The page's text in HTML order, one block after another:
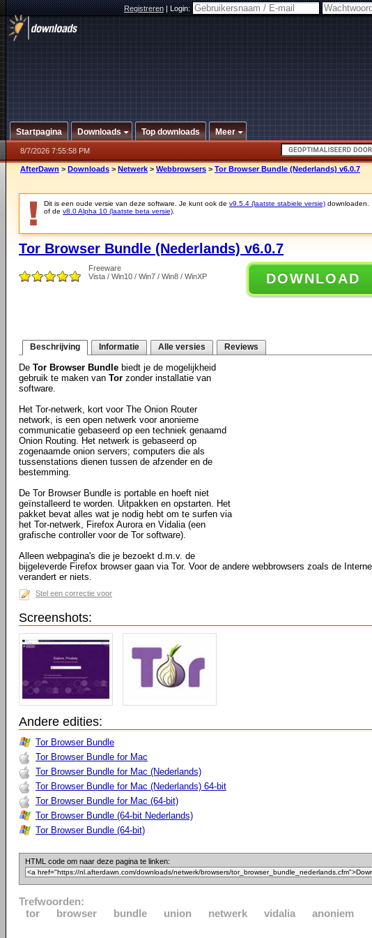
Registreren|Login:
Startpagina Downloads Top downloads Meer
8/7/2026 7:55:58 PM
AfterDawn > Downloads > Netwerk > Webbrowsers > Tor Browser Bundle (Nederlands) v6.0.7
Dit is een oude versie van deze software. Je kunt ook de v9.5.4 (laatste stabiele versie) downloaden.
of de v8.0 Alpha 10 (laatste beta versie)
Tor Browser Bundle (Nederlands) v6.0.7
Freeware
Vista / Win10 / Win7 / Win8 / WinXP
DOWNLOAD
Beschrijving Informatie Alle versies Reviews
De Tor Browser Bundle biedt je de mogelijkheid
gebruik te maken van Tor zonder installatie van
software.
Het Tor-netwerk, kort voor The Onion Router
network, is een open netwerk voor anonieme
communicatie gebaseerd op een techniek genaamd
Onion Routing. Het netwerk is gebaseerd op
zogenaamde onion servers; computers die als
tussenstations dienen tussen de afzender en de
bestemming.
De Tor Browser Bundle is portable en hoeft niet
geïnstalleerd te worden. Uitpakken en opstarten. Het
pakket bevat alles wat je nodig hebt om te surfen via
het Tor-netwerk, Firefox Aurora en Vidalia (een
grafische controller voor de Tor software).
Alleen webpagina's die je bezoekt d.m.v. de
bijgeleverde Firefox browser gaan via Tor. Voor de andere webbrowsers zoals de
verandert er niets.
Stel een correctie voor
Screenshots:
Andere edities:
Tor Browser Bundle
Tor Browser Bundle for Mac
Tor Browser Bundle for Mac (Nederlands)
Tor Browser Bundle for Mac (Nederlands) 64-bit
Tor Browser Bundle for Mac (64-bit)
Tor Browser Bundle (64-bit Nederlands)
Tor Browser Bundle (64-bit)
HTML code om naar deze pagina te linken:
Trefwoorden:
tor
browser bundle union netwerk vidalia anoniem